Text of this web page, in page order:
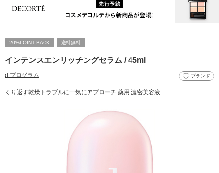
20%POINT BACK 送料無料
インテンスエンリッチングセラム / 45ml
d プログラム ブランド
くり返す乾燥トラブルに一気にアプローチ 薬用 濃密美容液